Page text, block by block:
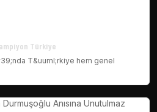
Türkiye
T&uuml;rkiye hem genel